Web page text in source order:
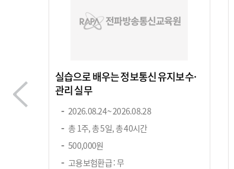
실습으로 배우는 정보통신 유지보수·
관리 실무
2026.08.24 ~ 2026.08.28
총 1주, 총 5일, 총 40시간
500,000원
고용보험환급 : 무